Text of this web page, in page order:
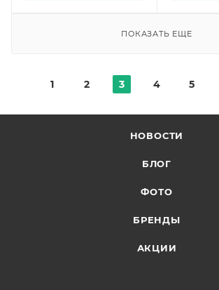
ПОКАЗАТЬ ЕЩЕ
1 2 3 4 5
НОВОСТИ
БЛОГ
ФОТО
БРЕНДЫ
АКЦИИ